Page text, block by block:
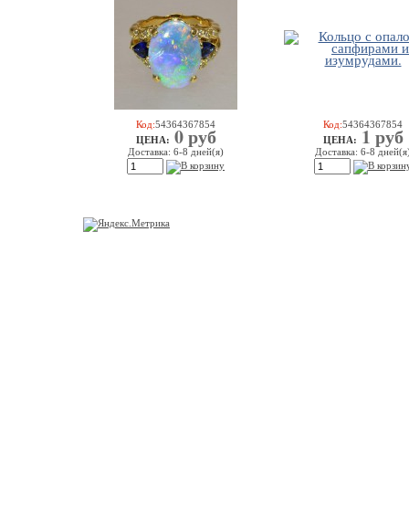
Код:54364367854
ЦEHA:0 руб
Доставка: 6-8 дней(я)
Код:54364367854
ЦEHA:1 руб
Доставка: 6-8